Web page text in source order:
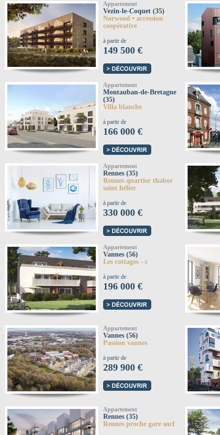
Appartement
Vezin-le-Coquet (35)
Norwood • accession
coopérative
à partir de
149 500 €
Appartement
Montauban-de-Bretagne
(35)
Villa blanche
à partir de
166 000 €
Appartement
Rennes (35)
Rennes quartier thabor
saint hélier
à partir de
330 000 €
Appartement
Vannes (56)
Les cottages - c
à partir de
196 000 €
Appartement
Vannes (56)
Passion vannes
à partir de
289 900 €
Appartement
Rennes (35)
Rennes proche gare sncf